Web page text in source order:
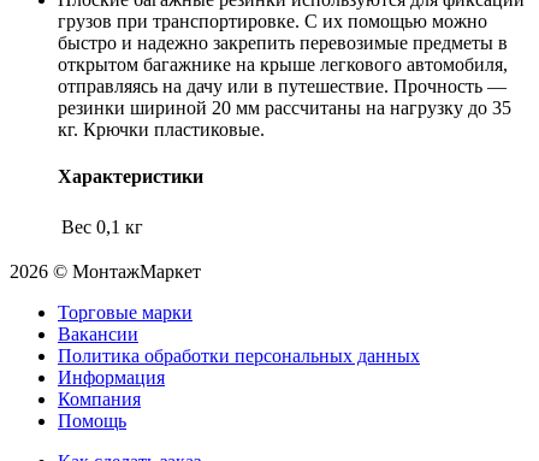
грузов при транспортировке. С их помощью можно
быстро и надежно закрепить перевозимые предметы в
открытом багажнике на крыше легкового автомобиля,
отправляясь на дачу или в путешествие. Прочность —
резинки шириной 20 мм рассчитаны на нагрузку до 35
кг. Крючки пластиковые.
Характеристики
Вес 0,1 кг
2026 © МонтажМаркет
Торговые марки
Вакансии
Политика обработки персональных данных
Информация
Компания
Помощь